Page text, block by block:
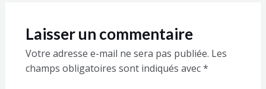
Laisser un commentaire
Votre adresse e-mail ne sera pas publiée. Les
champs obligatoires sont indiqués avec*